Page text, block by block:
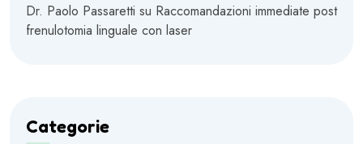
Dr. Paolo Passaretti su Raccomandazioni immediate post
frenulotomia linguale con laser
Categorie